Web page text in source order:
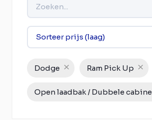
Dodge Ram Pick Up
Open laadbak / Dubbele cabine